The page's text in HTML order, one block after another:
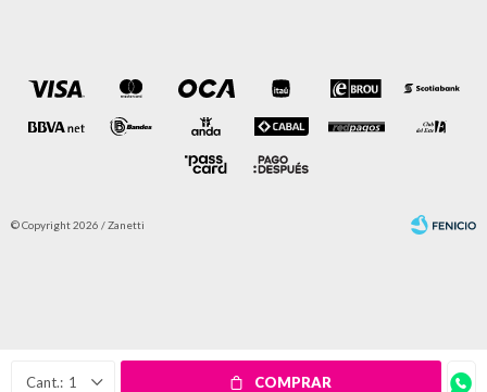
1 COMPRAR
© Copyright 2026 / Zanetti